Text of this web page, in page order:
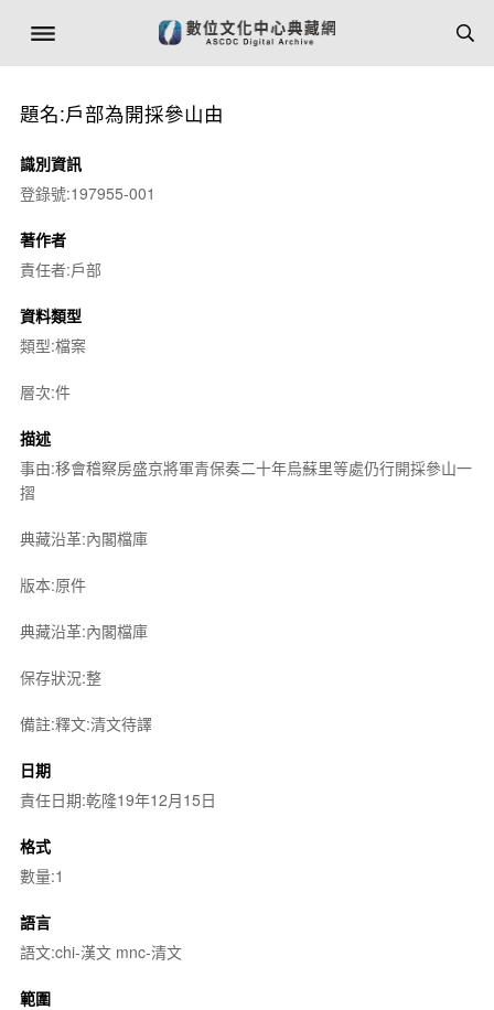
題名:戶部為開採參山由
識別資訊
登錄號:197955-001
著作者
責任者:戶部
資料類型
類型:檔案
層次:件
描述
事由:移會稽察房盛京將軍青保奏二十年烏蘇里等處仍行開採參山一
摺
典藏沿革:內閣檔庫
版本:原件
典藏沿革:內閣檔庫
保存狀況:整
備註:釋文:清文待譯
日期
責任日期:乾隆19年12月15日
格式
數量:1
語言
語文:chi-漢文 mnc-清文
範圍